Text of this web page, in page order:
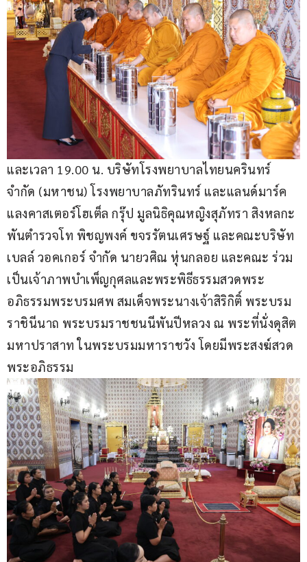
และเวลา 19.00 น. บริษัทโรงพยาบาลไทยนครินทร์
จำกัด (มหาชน) โรงพยาบาลภัทรินทร์ และแลนด์มาร์ค
แลงคาสเตอร์โฮเต็ล กรุ๊ป มูลนิธิคุณหญิงสุภัทรา สิงหลกะ
พันตำรวจโท พิชญพงค์ ขจรรัตนเศรษฐ์ และคณะบริษัท
เบลล์ วอคเกอร์ จำกัด นายวศิณ หุ่นกลอย และคณะ ร่วม
เป็นเจ้าภาพบำเพ็ญกุศลและพระพิธีธรรมสวดพระ
อภิธรรมพระบรมศพ สมเด็จพระนางเจ้าสิริกิติ์ พระบรม
ราชินีนาถ พระบรมราชชนนีพันปีหลวง ณ พระที่นั่งดุสิต
มหาปราสาท ในพระบรมมหาราชวัง โดยมีพระสงฆ์สวด
พระอภิธรรม